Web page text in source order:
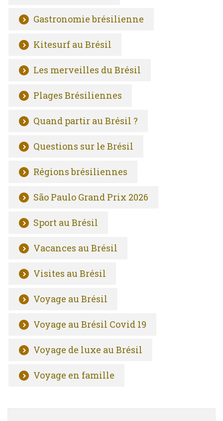
Gastronomie brésilienne
Kitesurf au Brésil
Les merveilles du Brésil
Plages Brésiliennes
Quand partir au Brésil ?
Questions sur le Brésil
Régions brésiliennes
São Paulo Grand Prix 2026
Sport au Brésil
Vacances au Brésil
Visites au Brésil
Voyage au Brésil
Voyage au Brésil Covid 19
Voyage de luxe au Brésil
Voyage en famille